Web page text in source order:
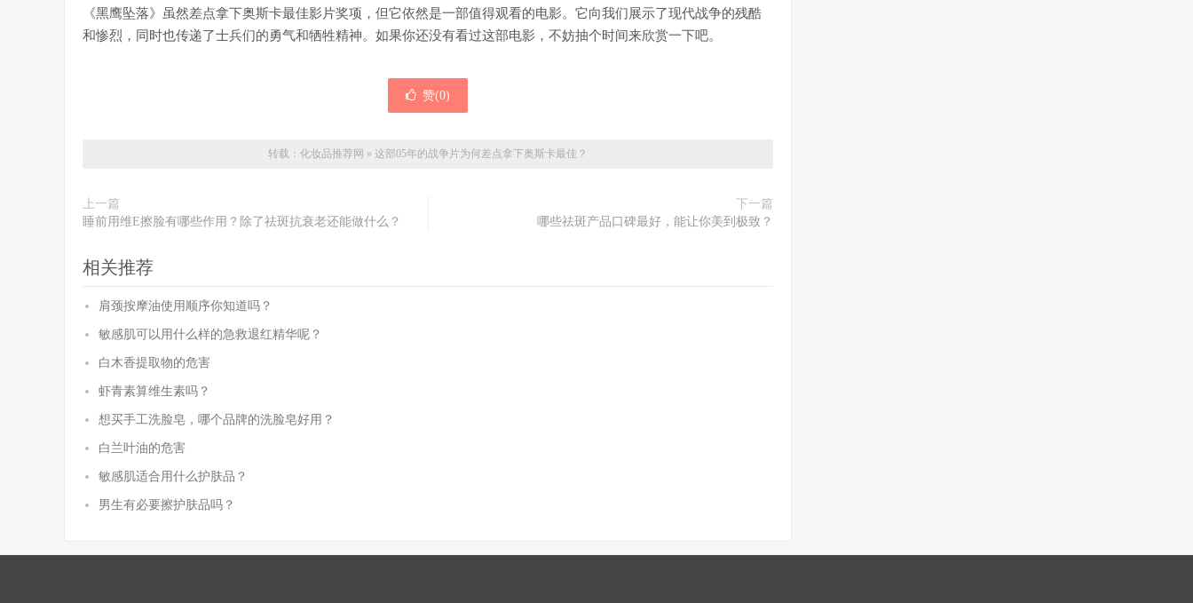
《黑鹰坠落》虽然差点拿下奥斯卡最佳影片奖项，但它依然是一部值得观看的电影。它向我们展示了现代战争的残酷
和惨烈，同时也传递了士兵们的勇气和牺牲精神。如果你还没有看过这部电影，不妨抽个时间来欣赏一下吧。
赞(0)
转载： 化妆品推荐网 » 这部05年的战争片为何差点拿下奥斯卡最佳？
上一篇
睡前用维E擦脸有哪些作用？除了祛斑抗衰老还能做什么？
下一篇
哪些祛斑产品口碑最好，能让你美到极致？
相关推荐
肩颈按摩油使用顺序你知道吗？
敏感肌可以用什么样的急救退红精华呢？
白木香提取物的危害
虾青素算维生素吗？
想买手工洗脸皂，哪个品牌的洗脸皂好用？
白兰叶油的危害
敏感肌适合用什么护肤品？
男生有必要擦护肤品吗？